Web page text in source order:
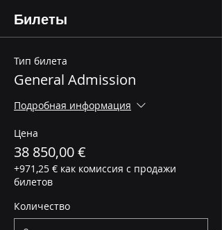
Билеты
Тип билета
General Admission
Подробная информация
Цена
38 850,00 €
+971,25 € как комиссия с продажи
билетов
Количество